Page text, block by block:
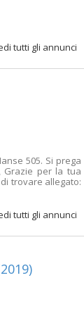
tutti gli annunci
505. Si prega
Grazie per la tua
trovare allegato:
Cartella foto HD:
File fotografico a
La barca
saluti.
occasion
360°:
Allegate il
tutti gli annunci